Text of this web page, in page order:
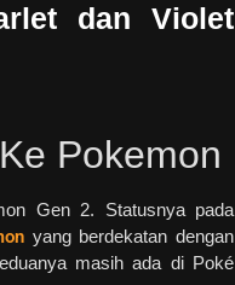
dan Violet
Pokemon
Gen 2. Statusnya pada
yang berdekatan dengan
masih ada di Poké